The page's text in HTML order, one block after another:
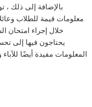
بالإضافة إلى ذلك ،
معلومات قيمة للطلاب
خلال إجراء امتحان
يحتاجون فيها إلى
المعلومات مفيدة أيضًا